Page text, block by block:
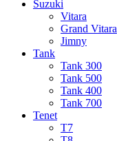
Suzuki
Vitara
Grand Vitara
Jimny
Tank
Tank 300
Tank 500
Tank 400
Tank 700
Tenet
T7